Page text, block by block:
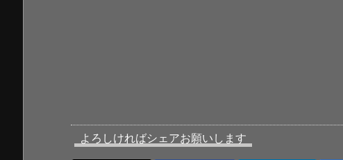
よろしければシェアお願いします